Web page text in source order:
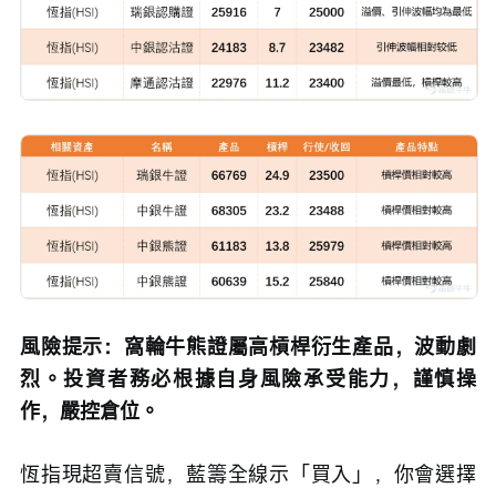
風險提示：窩輪牛熊證屬高槓桿衍生產品，波動劇
烈。投資者務必根據自身風險承受能力，謹慎操
作，嚴控倉位。
恆指現超賣信號，藍籌全線示「買入」，你會選擇